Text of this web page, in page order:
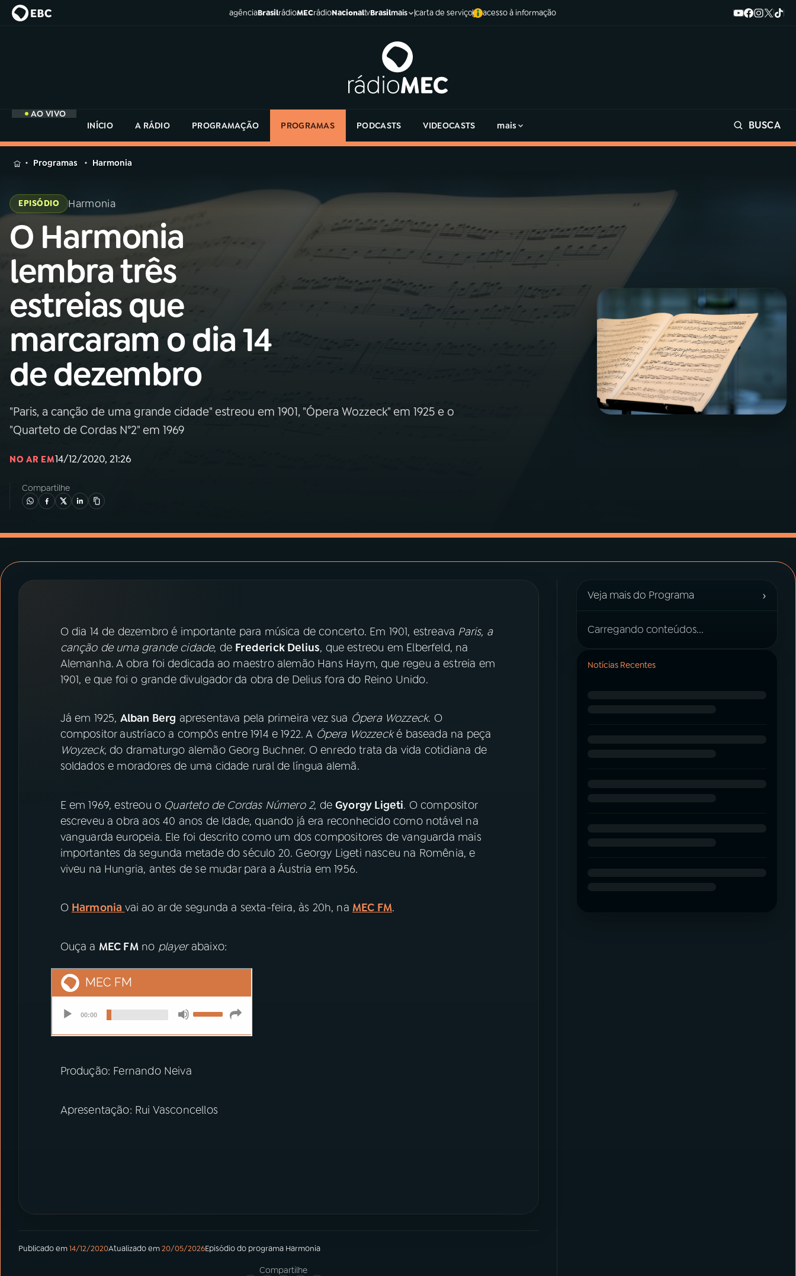
agênciaBrasilrádioMECrádioNacionaltvBrasilmais carta de serviço acesso à informação
AO VIVO
INÍCIO
A RÁDIO PROGRAMAÇÃO PROGRAMAS PODCASTS VIDEOCASTS mais BUSCA
MENU
Buscar
na
Rádio
MEC
Início
01 INÍCIO
02A RÁDIO
03PROGRAMAÇÃO
04PROGRAMAS
05 PODCASTS
06VIDEOCASTS
07ÚLTIMAS
Instagram X
na
Rádio
Programas Harmonia
EPISÓDIO Harmonia
O Harmonia
lembra três
estreias que
marcaram o dia 14
de dezembro
"Paris, a canção de uma grande cidade" estreou em 1901, "Ópera Wozzeck" em 1925 e o
"Quarteto de Cordas N°2" em 1969
NO AR EM14/12/2020, 21:26
Compartilhe
O dia 14 de dezembro é importante para música de concerto. Em 1901, estreava Paris, a
canção de uma grande cidade, de Frederick Delius, que estreou em Elberfeld, na
Alemanha. A obra foi dedicada ao maestro alemão Hans Haym, que regeu a estreia em
1901, e que foi o grande divulgador da obra de Delius fora do Reino Unido.
Já em 1925, Alban Berg apresentava pela primeira vez sua Ópera Wozzeck. O
compositor austríaco a compôs entre 1914 e 1922. A Ópera Wozzecké baseada na peça
Woyzeck, do dramaturgo alemão Georg Buchner. O enredo trata da vida cotidiana de
soldados e moradores de uma cidade rural de língua alemã.
E em 1969, estreou o Quarteto de Cordas Número 2, deGyorgy Ligeti. O compositor
escreveu a obra aos 40 anos de Idade, quando já era reconhecido como notável na
vanguarda europeia. Ele foi descrito como um dos compositores de vanguarda mais
importantes da segunda metade do século 20. Georgy Ligeti nasceu na Romênia, e
viveu na Hungria, antes de se mudar para a Áustria em 1956.
O Harmonia vai ao ar de segunda a sexta-feira, às 20h, na MEC FM.
Ouça a MEC FMno playerabaixo:
Produção: Fernando Neiva
Apresentação: Rui Vasconcellos
Publicado em14/12/2020Atualizado em20/05/2026Episódiodo programa Harmonia
Compartilhe
Veja mais do Programa ›
Carregando conteúdos...
Notícias Recentes